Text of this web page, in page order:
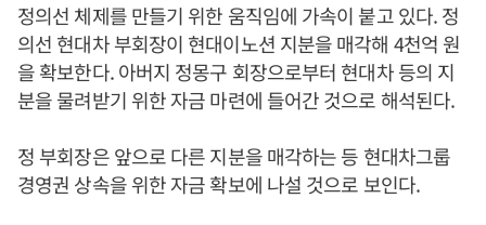
정의선 체제를 만들기 위한 움직임에 가속이 붙고 있다. 정
의선 현대차 부회장이 현대이노션 지분을 매각해 4천억 원
을 확보한다. 아버지 정몽구 회장으로부터 현대차 등의 지
분을 물려받기 위한 자금 마련에 들어간 것으로 해석된다.
정 부회장은 앞으로 다른 지분을 매각하는 등 현대차그룹
경영권 상속을 위한 자금 확보에 나설 것으로 보인다.